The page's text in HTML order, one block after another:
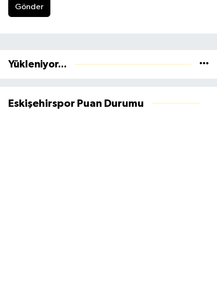
Gönder
Yükleniyor...
Eskişehirspor Puan Durumu